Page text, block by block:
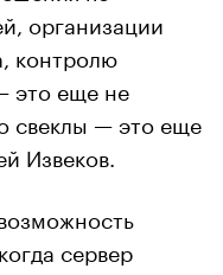
организации
контролю
это еще не
свеклы — это еще
Извеков.
сервер